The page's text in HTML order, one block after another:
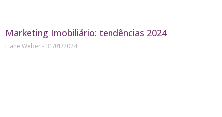
Marketing Imobiliário: tendências 2024
Liane Weber 31/01/2024